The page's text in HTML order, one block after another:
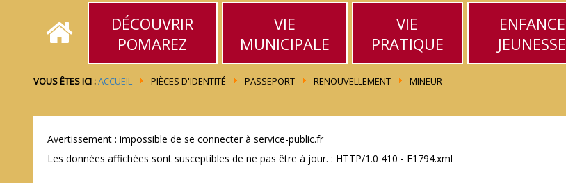
DÉCOUVRIR
POMAREZ
VIE
MUNICIPALE
VIE
PRATIQUE
ENFANCE
JEUNESSE
VOUS ÊTES ICI :ACCUEIL PIÈCES D'IDENTITÉ PASSEPORT RENOUVELLEMENT MINEUR
Avertissement : impossible de se connecter à service-public.fr
Les données affichées sont susceptibles de ne pas être à jour. : HTTP/1.0 410 - F1794.xml